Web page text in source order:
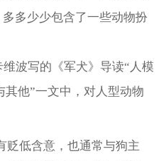
多少少包含了一些动物扮
波写的《军犬》导读“人模
他”一文中，对人型动物
贬低含意，也通常与狗主